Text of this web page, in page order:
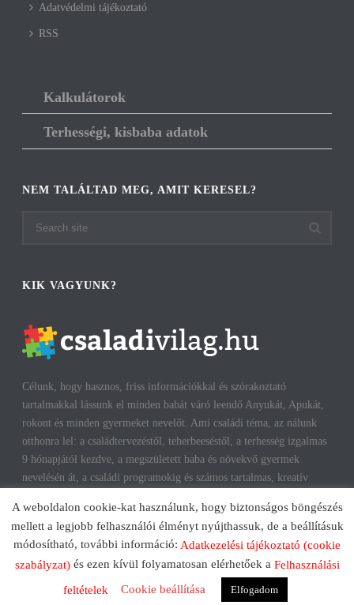
Adatvédelmi tájékoztató
RSS
Kalkulátorok
Terhességi, kisbaba adatok
NEM TALÁLTAD MEG, AMIT KERESEL?
KIK VAGYUNK?
Célunk, hogy hasznos, friss információkkal és szórakoztató
tartalmakkal lássunk el minden babát váró leendő Anyukát, Apukát,
rokont és minden gyermeket nevelőt. Ami családi téma, az nálunk
otthonra lel: a családtervezéstől, teherbeeséstől, a terhesség izgalmas
9 hónapjától kezdve, a megszületett baba és növekvő gyermek
nevelésén át, a családi programokig és számos tartalmas, kreatív
gyermekkorhoz, gyerekeink testi és lelki egészségéhez az út többek
között a szülők megfelelő attitűdje, kíváncsisága, jól informáltsága
mentén vezet. Reméljük, mi is segítünk ezen az úton!
A weboldalon cookie-kat használunk, hogy biztonságos böngészés
mellett a legjobb felhasználói élményt nyújthassuk, de a beállításuk
módosítható, további információ: Adatkezelési tájékoztató (cookie
szabályzat) és ezen kívül folyamatosan elérhetőek a Felhasználási
feltételek Cookie beállítása Elfogadom